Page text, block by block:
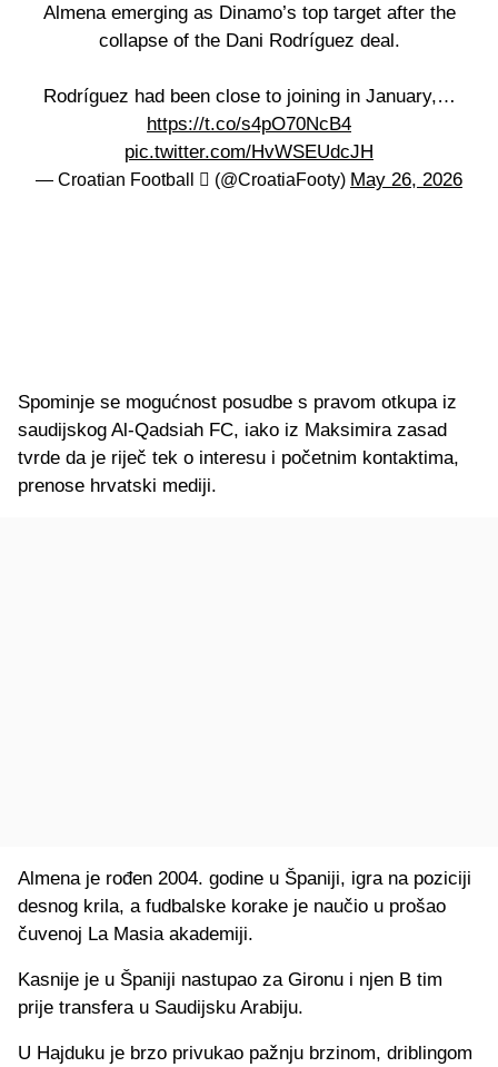
Almena emerging as Dinamo’s top target after the
collapse of the Dani Rodríguez deal.
Rodríguez had been close to joining in January,…
https://t.co/s4pO70NcB4
pic.twitter.com/HvWSEUdcJH
— Croatian Football  (@CroatiaFooty) May 26, 2026
Spominje se mogućnost posudbe s pravom otkupa iz
saudijskog Al-Qadsiah FC, iako iz Maksimira zasad
tvrde da je riječ tek o interesu i početnim kontaktima,
prenose hrvatski mediji.
Almena je rođen 2004. godine u Španiji, igra na poziciji
desnog krila, a fudbalske korake je naučio u prošao
čuvenoj La Masia akademiji.
Kasnije je u Španiji nastupao za Gironu i njen B tim
prije transfera u Saudijsku Arabiju.
U Hajduku je brzo privukao pažnju brzinom, driblingom